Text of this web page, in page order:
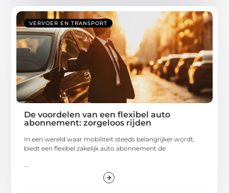
VERVOER EN TRANSPORT
De voordelen van een flexibel auto
abonnement: zorgeloos rijden
In een wereld waar mobiliteit steeds belangrijker wordt,
biedt een flexibel zakelijk auto abonnement de
...